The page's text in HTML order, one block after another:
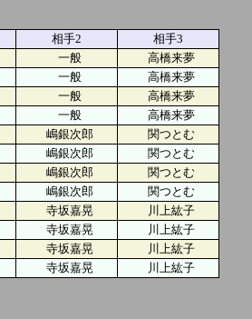
相手2
相手3
一般
高橋来夢
一般
高橋来夢
一般
高橋来夢
一般
高橋来夢
嶋銀次郎
関つとむ
嶋銀次郎
関つとむ
嶋銀次郎
関つとむ
嶋銀次郎
関つとむ
寺坂嘉晃
川上紘子
寺坂嘉晃
川上紘子
寺坂嘉晃
川上紘子
寺坂嘉晃 川上紘子